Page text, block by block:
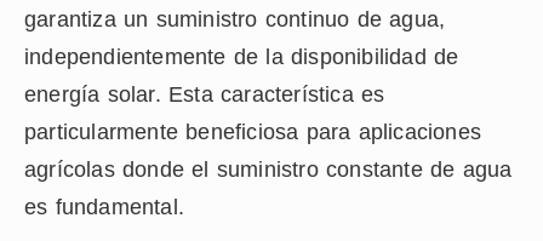
garantiza un suministro continuo de agua,
independientemente de la disponibilidad de
energía solar. Esta característica es
particularmente beneficiosa para aplicaciones
agrícolas donde el suministro constante de agua
es fundamental.